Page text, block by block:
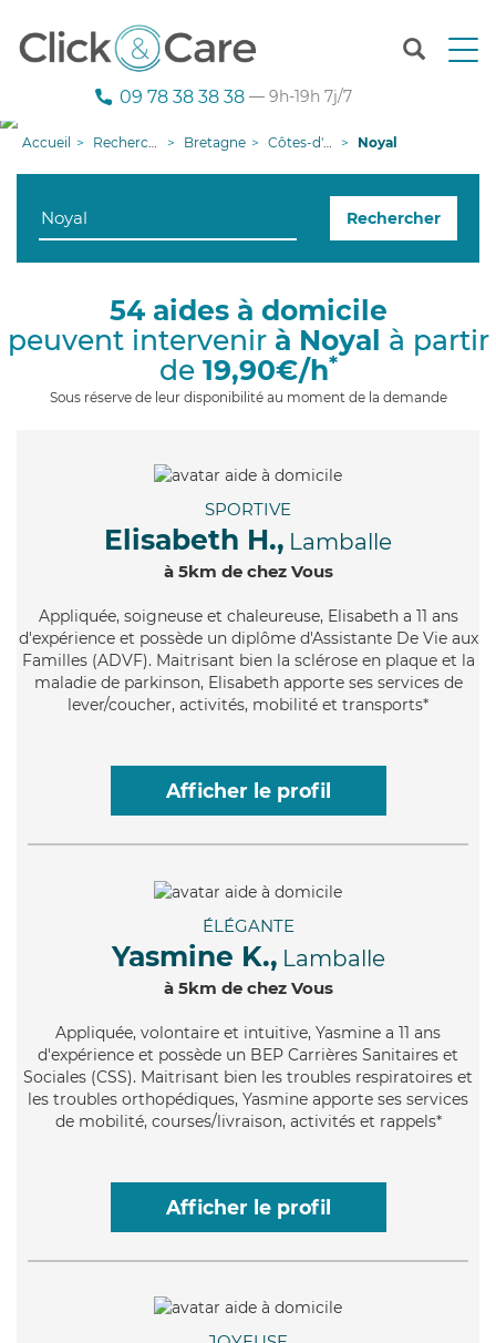
T
n
g
i
09 78 38 38 38 — 9h-19h 7j/7
Accueil Recherche aide à domicile Bretagne Côtes-d'armor Noyal
Rechercher
54 aides à domicile
peuvent intervenir à Noyal à partir
de 19,90€/h*
Sous réserve de leur disponibilité au moment de la demande
SPORTIVE
Elisabeth H., Lamballe
à 5km de chez Vous
Appliquée, soigneuse et chaleureuse, Elisabeth a 11 ans
d'expérience et possède un diplôme d'Assistante De Vie aux
Familles (ADVF). Maitrisant bien la sclérose en plaque et la
maladie de parkinson, Elisabeth apporte ses services de
lever/coucher, activités, mobilité et transports*
Afficher le profil
ÉLÉGANTE
Yasmine K., Lamballe
à 5km de chez Vous
Appliquée, volontaire et intuitive, Yasmine a 11 ans
d'expérience et possède un BEP Carrières Sanitaires et
Sociales (CSS). Maitrisant bien les troubles respiratoires et
les troubles orthopédiques, Yasmine apporte ses services
de mobilité, courses/livraison, activités et rappels*
Afficher le profil